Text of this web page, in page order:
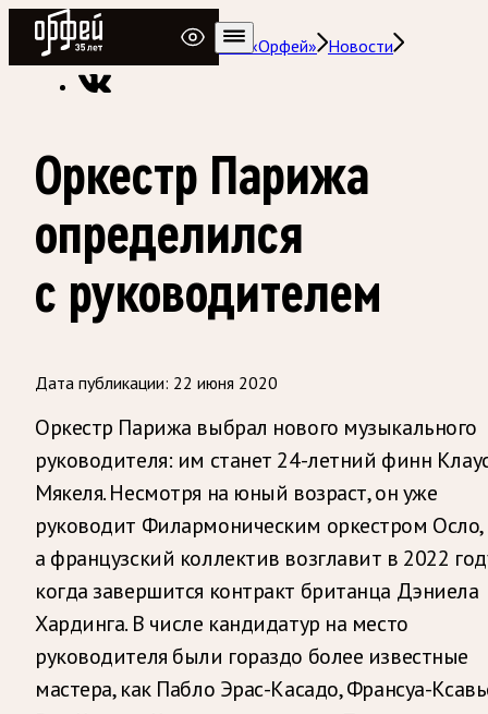
Радио Орфей
Радио классической музыки «Орфей» Новости
Оркестр Парижа
определился
с руководителем
Дата публикации: 22 июня 2020
Оркестр Парижа выбрал нового музыкального
руководителя: им станет 24-летний финн
Мякеля. Несмотря на юный возраст, он уже
руководит Филармоническим оркестром Осло,
а французский коллектив возглавит в 2022
когда завершится контракт британца Дэниела
Хардинга. В числе кандидатур на место
руководителя были гораздо более известные
мастера, как Пабло Эрас-Касадо, Франсуа-